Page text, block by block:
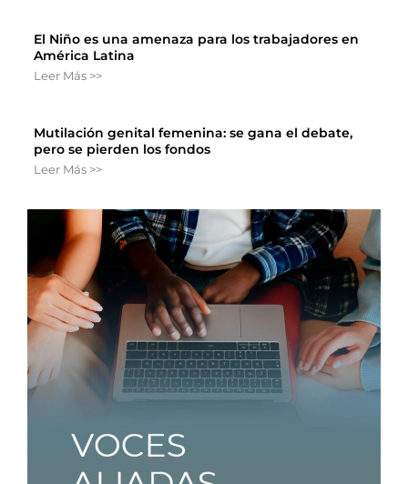
El Niño es una amenaza para los trabajadores en
América Latina
Leer Más >>
Mutilación genital femenina: se gana el debate,
pero se pierden los fondos
Leer Más >>